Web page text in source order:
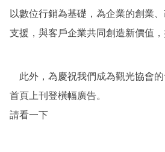
以數位行銷為基礎，為企業的創業
支援，與客戶企業共同創造新價值，
此外，為慶祝我們成為觀光協會
首頁上刊登橫幅廣告。
請看一下